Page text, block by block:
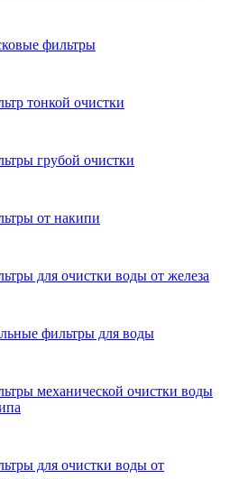
фильтры
тонкой очистки
грубой очистки
от накипи
для очистки воды от железа
фильтры для воды
механической очистки воды
для очистки воды от